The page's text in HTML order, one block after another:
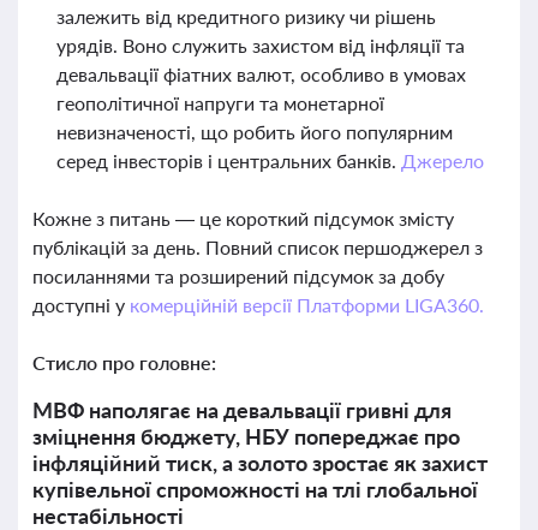
залежить від кредитного ризику чи рішень
урядів. Воно служить захистом від інфляції та
девальвації фіатних валют, особливо в умовах
геополітичної напруги та монетарної
невизначеності, що робить його популярним
серед інвесторів і центральних банків. Джерело
Кожне з питань — це короткий підсумок змісту
публікацій за день. Повний список першоджерел з
посиланнями та розширений підсумок за добу
доступні у комерційній версії Платформи LIGA360.
Стисло про головне:
МВФ наполягає на девальвації гривні для
зміцнення бюджету, НБУ попереджає про
інфляційний тиск, а золото зростає як захист
купівельної спроможності на тлі глобальної
нестабільності